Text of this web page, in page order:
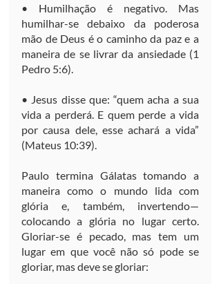
• Humilhação é negativo. Mas
humilhar-se debaixo da poderosa
mão de Deus é o caminho da paz e a
maneira de se livrar da ansiedade (1
Pedro 5:6).
• Jesus disse que: “quem acha a sua
vida a perderá. E quem perde a vida
por causa dele, esse achará a vida”
(Mateus 10:39).
Paulo termina Gálatas tomando a
maneira como o mundo lida com
glória e, também, invertendo—
colocando a glória no lugar certo.
Gloriar-se é pecado, mas tem um
lugar em que você não só pode se
gloriar, mas deve se gloriar: